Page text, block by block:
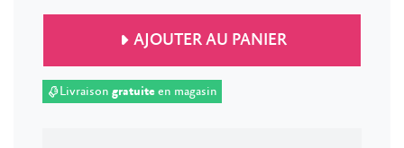
AJOUTER AU PANIER
Livraison gratuiteen magasin